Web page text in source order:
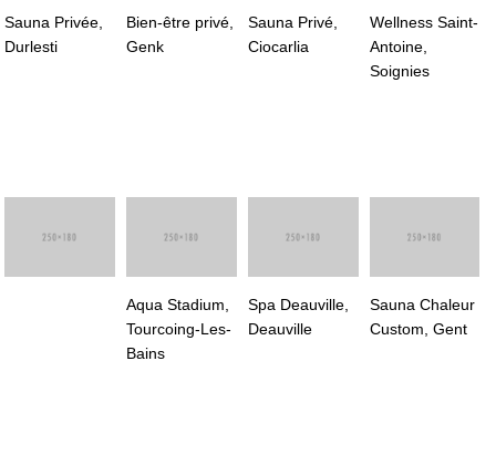
Sauna Privée,
Durlesti
Bien-être privé,
Genk
Sauna Privé,
Ciocarlia
Wellness Saint-
Antoine,
Soignies
Aqua Stadium,
Tourcoing-Les-
Bains
Spa Deauville,
Deauville
Sauna Chaleur
Custom, Gent